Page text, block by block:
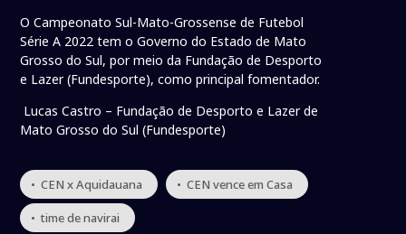
O Campeonato Sul-Mato-Grossense de Futebol
Série A 2022 tem o Governo do Estado de Mato
Grosso do Sul, por meio da Fundação de Desporto
e Lazer (Fundesporte), como principal fomentador.
Lucas Castro – Fundação de Desporto e Lazer de
Mato Grosso do Sul (Fundesporte)
• CEN x Aquidauana • CEN vence em Casa
• time de navirai